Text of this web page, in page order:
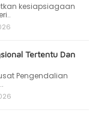
kesiapsiagaan
Tertentu Dan
Pengendalian